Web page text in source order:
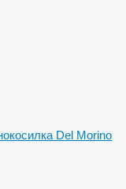
Del Morino